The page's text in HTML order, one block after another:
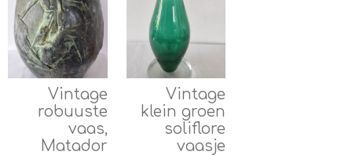
Vintage
robuuste
vaas,
Matador
Vintage
klein groen
soliflore
vaasje